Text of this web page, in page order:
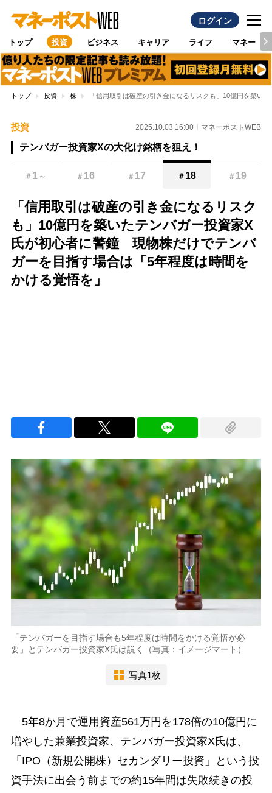
ログイン
トップ 投資 ビジネス キャリア ライフ マネー
トップ 投資 株 「信用取引は破産の引き金になるリスクも」10億円を築
投資 2025.10.03 16:00 マネーポストWEB
テンバガー投資家Xの大化け銘柄を狙え！
＃ 1 ～ ＃ 16 ＃ 17 ＃ 18 ＃ 19
「信用取引は破産の引き金になるリスク
も」10億円を築いたテンバガー投資家X
氏が初心者に警鐘 現物株だけでテンバ
ガーを目指す場合は「5年程度は時間を
かける覚悟を」
「テンバガーを目指す場合も5年程度は時間をかける覚悟が必
要」とテンバガー投資家X氏は説く（写真：イメージマート）
写真1枚
5年8か月で運用資産561万円を178倍の10億円に
増やした兼業投資家、テンバガー投資家X氏は、
「IPO（新規公開株）セカンダリー投資」という投
資手法に出会う前までの約15年間は失敗続きの投